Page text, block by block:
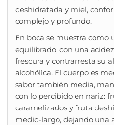
deshidratada y miel,
complejo y profundo.
En boca se muestra como
equilibrado, con una
frescura y contrarresta su
alcohólica. El cuerpo es
sabor también media,
con lo percibido en nariz:
caramelizados y fruta
medio-largo, dejando una